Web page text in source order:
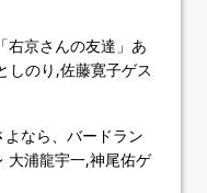
右京さんの友達」あ
しのり,佐藤寛子ゲス
なら、バードラン
大浦龍宇一,神尾佑ゲ